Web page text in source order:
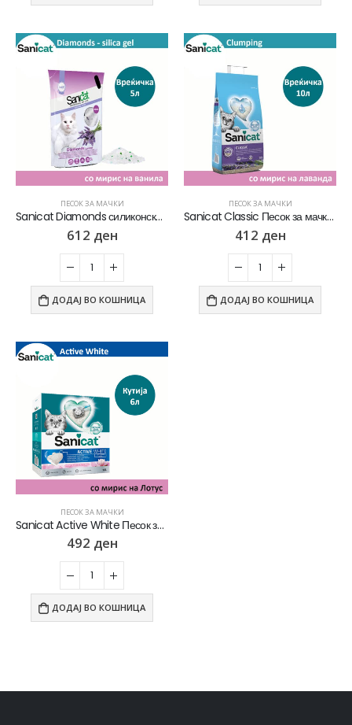
ПЕСОК ЗА МАЧКИ
Sanicat Diamonds силиконски Песок за мачки со мирис на Лаванда [Вреќичка 5л]
612 ден
ДОДАЈ ВО КОШНИЦА
ПЕСОК ЗА МАЧКИ
Sanicat Classic Песок за мачки со мирис на Лаванда [Вреќичка 10л]
412 ден
ДОДАЈ ВО КОШНИЦА
ПЕСОК ЗА МАЧКИ
Sanicat Active White Песок за мачки со мирис на Лотусов цвет [Кутија 6л]
492 ден
ДОДАЈ ВО КОШНИЦА